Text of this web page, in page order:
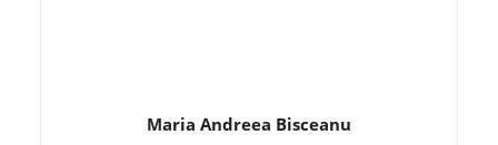
Maria Andreea Bisceanu